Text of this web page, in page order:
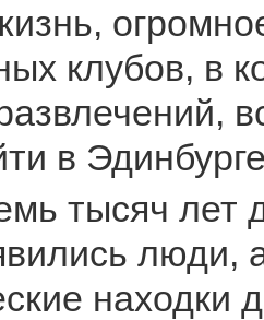
клубов, в
в
тысяч лет
люди,
находки